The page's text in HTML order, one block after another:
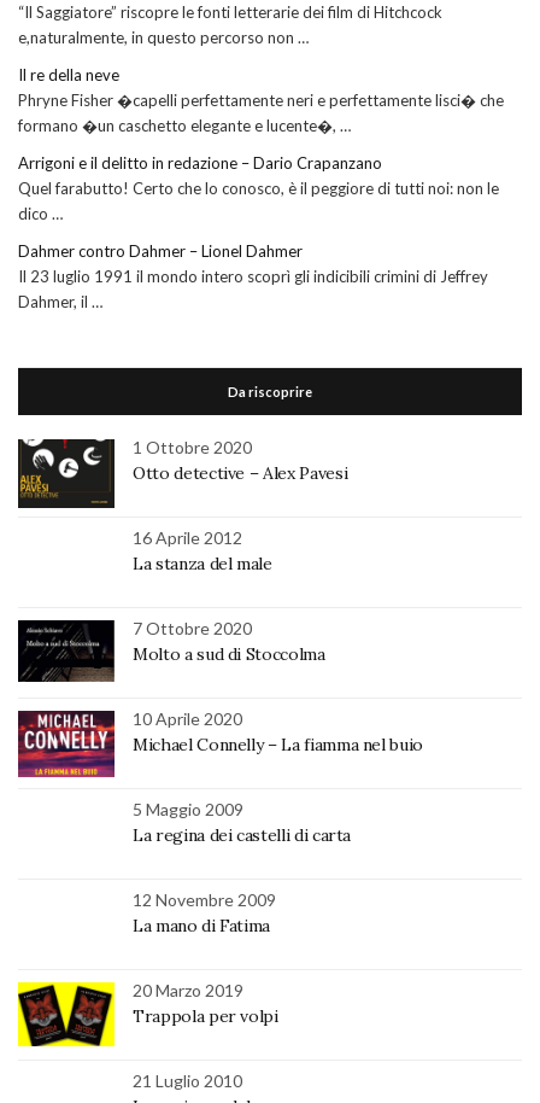
“Il Saggiatore” riscopre le fonti letterarie dei film di Hitchcock
e,naturalmente, in questo percorso non …
Il re della neve
Phryne Fisher �capelli perfettamente neri e perfettamente lisci� che
formano �un caschetto elegante e lucente�, …
Arrigoni e il delitto in redazione – Dario Crapanzano
Quel farabutto! Certo che lo conosco, è il peggiore di tutti noi: non le
dico …
Dahmer contro Dahmer – Lionel Dahmer
Il 23 luglio 1991 il mondo intero scoprì gli indicibili crimini di Jeffrey
Dahmer, il …
Da riscoprire
1 Ottobre 2020
Otto detective – Alex Pavesi
16 Aprile 2012
La stanza del male
7 Ottobre 2020
Molto a sud di Stoccolma
10 Aprile 2020
Michael Connelly – La fiamma nel buio
5 Maggio 2009
La regina dei castelli di carta
12 Novembre 2009
La mano di Fatima
20 Marzo 2019
Trappola per volpi
21 Luglio 2010